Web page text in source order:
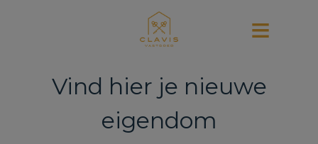
Vind hier je nieuwe
eigendom